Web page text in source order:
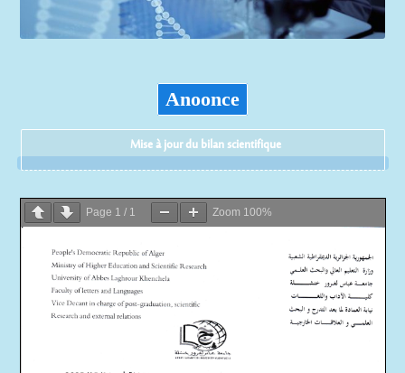
Anoonce
Mise à jour du bilan scientifique
Page 1 / 1 Zoom 100%